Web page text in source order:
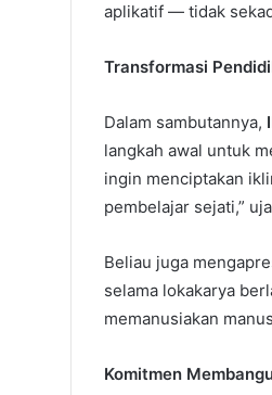
aplikatif — tidak
Transformasi
Dalam sambutannya,
langkah awal untuk
ingin menciptakan
pembelajar sejati,”
Beliau juga
selama lokakarya
memanusiakan
Komitmen